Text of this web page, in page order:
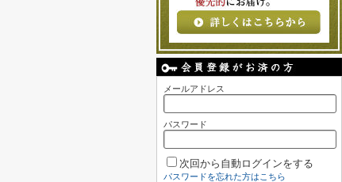
メールアドレス
パスワード
次回から自動ログインをする
パスワードを忘れた方はこちら